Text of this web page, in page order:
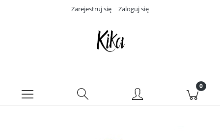
Zarejestruj się Zaloguj się